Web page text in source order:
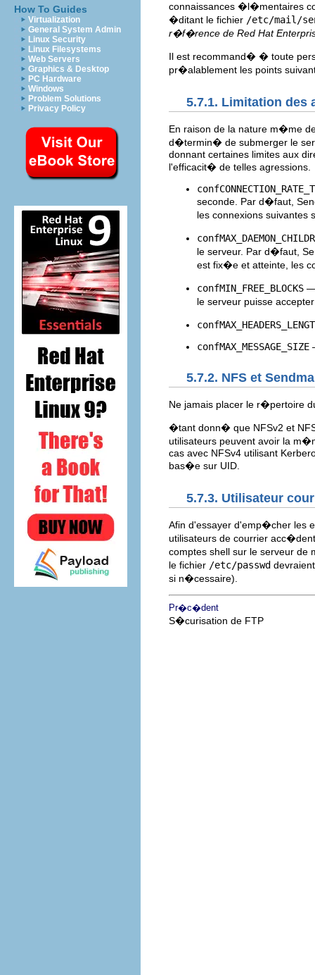
How To Guides
Virtualization
General System Admin
Linux Security
Linux Filesystems
Web Servers
Graphics & Desktop
PC Hardware
Windows
Problem Solutions
Privacy Policy
connaissances �l�mentaires
�ditant le fichier /etc/mail/
r�f�rence de Red Hat
Il est recommand� � toute
pr�alablement les points
5.7.1. Limitation des
En raison de la nature m�me
d�termin� de submerger le
donnant certaines limites aux
l'efficacit� de telles agressions.
seconde. Par d�faut,
les connexions suivantes
le serveur. Par d�faut,
est fix�e et atteinte, les
confMIN_FREE_BLOCKS —
le serveur puisse
confMAX_MESSAGE_SIZE
5.7.2. NFS et
Ne jamais placer le r�pertoire
�tant donn� que NFSv2 et
utilisateurs peuvent avoir la
cas avec NFSv4 utilisant
bas�e sur UID.
5.7.3. Utilisateur
Afin d'essayer d'emp�cher les
utilisateurs de courrier
comptes shell sur le serveur
le fichier /etc/passwd
si n�cessaire).
Pr�c�dent
S�curisation de FTP